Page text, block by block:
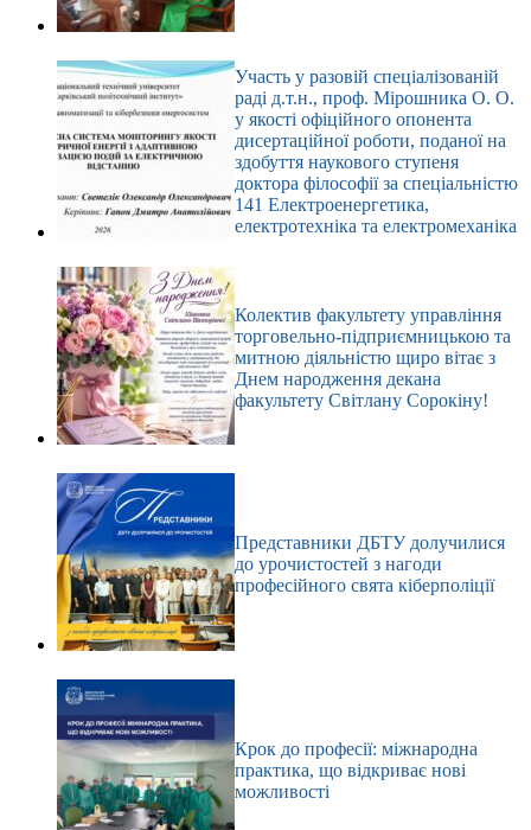
Участь у разовій спеціалізованій
раді д.т.н., проф. Мірошника О. О.
у якості офіційного опонента
дисертаційної роботи, поданої на
здобуття наукового ступеня
доктора філософії за спеціальністю
141 Електроенергетика,
електротехніка та електромеханіка
Колектив факультету управління
торговельно-підприємницькою та
митною діяльністю щиро вітає з
Днем народження декана
факультету Світлану Сорокіну!
Представники ДБТУ долучилися
до урочистостей з нагоди
професійного свята кіберполіції
Крок до професії: міжнародна
практика, що відкриває нові
можливості